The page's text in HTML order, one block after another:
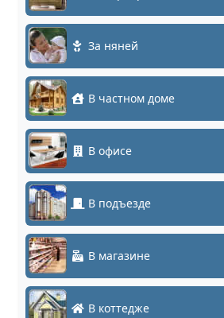
За няней
В частном доме
В офисе
В подъезде
В магазине
В коттедже